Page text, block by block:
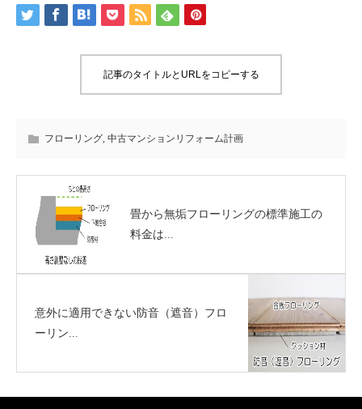
記事のタイトルとURLをコピーする
フローリング, 中古マンションリフォーム計画
畳から無垢フローリングの標準施工の
料金は...
意外に適用できない防音（遮音）フロ
ーリン...